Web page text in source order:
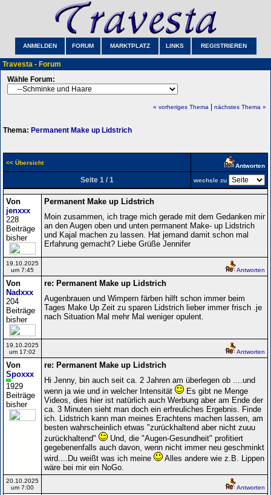
ANMELDEN FORUM MARKTPLATZ LINKS REGISTRIEREN
Travesta - Forum
Wähle Forum:
« vorheriges Thema nächstes Thema »
Thema: Permanent Make up Lidstrich
<< Übersicht Antworten
Seite 1 / 1 wechsle zu
Von
jenxxx
228
Beiträge
bisher
Permanent Make up Lidstrich
Moin zusammen, ich trage mich gerade mit dem Gedanken mir
an den Augen oben und unten permanent Make- up Lidstrich
und Kajal machen zu lassen. Hat jemand damit schon mal
Erfahrung gemacht? Liebe Grüße Jennifer
19.10.2025
um 7:45
Antworten
Von
Nadxxx
204
Beiträge
bisher
re: Permanent Make up Lidstrich
Augenbrauen und Wimpern färben hilft schon immer beim
Tages Make Up Zeit zu sparen Lidstrich lieber immer frisch .je
nach Situation Mal mehr Mal weniger opulent.
19.10.2025
um 17:02
Antworten
Von
Spoxxx
1929
Beiträge
bisher
re: Permanent Make up Lidstrich
Hi Jenny, bin auch seit ca. 2 Jahren am überlegen ob ....und
wenn ja wie und in welcher Intensität
Es gibt ne Menge
Videos, dies hier ist natürlich auch Werbung aber am Ende der
ca. 3 Minuten sieht man doch ein erfreuliches Ergebnis. Finde
ich. Lidstrich kann man meines Erachtens machen lassen, am
besten wahrscheinlich etwas "zurückhaltend aber nicht zuuu
zurückhaltend"
Und, die "Augen-Gesundheit" profitiert
gegebenenfalls auch davon, wenn nicht immer neu geschminkt
wird....Du weißt was ich meine
Alles andere wie z.B. Lippen
wäre bei mir ein NoGo.
20.10.2025
um 7:00
Antworten